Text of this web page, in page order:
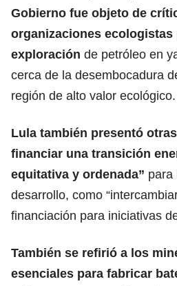
Gobierno fue objeto de
organizaciones ecologistas
exploración de petróleo en
cerca de la desembocadura
región de alto valor ecológico.
Lula también presentó
financiar una transición
equitativa y ordenada” para
desarrollo, como
financiación para iniciativas
También se refirió a los
esenciales para fabricar